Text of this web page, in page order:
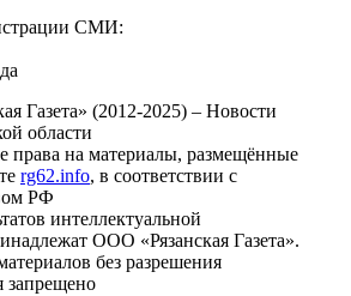
СМИ:
Газета» (2012-2025) – Новости
области
права на материалы, размещённые
rg62.info, в соответствии с
РФ
интеллектуальной
ООО «Рязанская Газета».
без разрешения
запрещено